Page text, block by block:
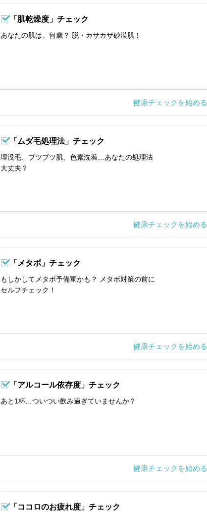
「肌乾燥度」チェック
あなたの肌は、何歳？ 脱・カサカサ砂漠肌！
健康チェックを始める
「ムダ毛処理法」チェック
埋没毛、ブツブツ肌、色素沈着…あなたの処理法
大丈夫？
健康チェックを始める
「メタボ」チェック
もしかしてメタボ予備軍かも？ メタボ対策の前に
セルフチェック！
健康チェックを始める
「アルコール依存度」チェック
あと1杯…ついつい飲み過ぎていませんか？
健康チェックを始める
「ココロのお疲れ度」チェック